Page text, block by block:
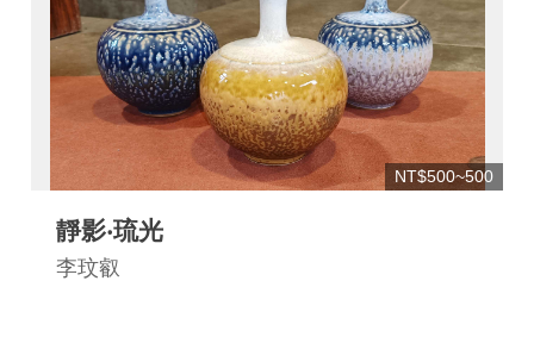
連
結
NT$500~500
靜影‧琉光
李玟叡